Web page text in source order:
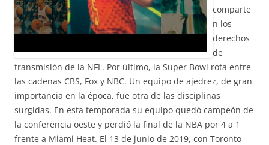
comparte
n los
derechos
de
transmisión de la NFL. Por último, la Super Bowl rota entre
las cadenas CBS, Fox y NBC. Un equipo de ajedrez, de gran
importancia en la época, fue otra de las disciplinas
surgidas. En esta temporada su equipo quedó campeón de
la conferencia oeste y perdió la final de la NBA por 4 a 1
frente a Miami Heat. El 13 de junio de 2019, con Toronto